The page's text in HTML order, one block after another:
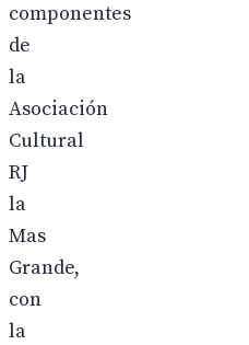
componentes
de
la
Asociación
Cultural
RJ
la
Mas
Grande,
con
la